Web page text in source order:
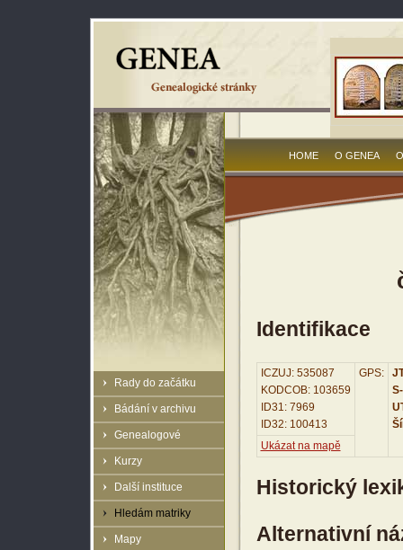
Rady do začátku
Bádání v archivu
Genealogové
Kurzy
Další instituce
Hledám matriky
Mapy
HOME O GENEA
Identifikace
ICZUJ: 535087
KODCOB: 103659
ID31: 7969
ID32: 100413
GPS:
Ukázat na mapě
Historický
Alternativní